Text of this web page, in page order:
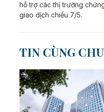
hỗ trợ các thị trường
giao dịch chiều 7/5.
TIN CÙNG